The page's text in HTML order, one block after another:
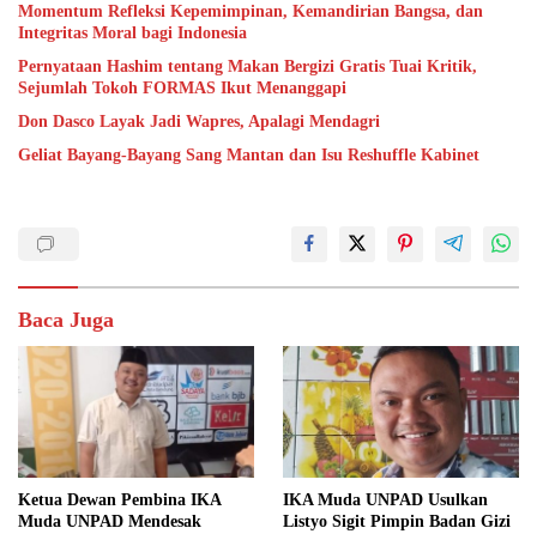
Momentum Refleksi Kepemimpinan, Kemandirian Bangsa, dan
Integritas Moral bagi Indonesia
Pernyataan Hashim tentang Makan Bergizi Gratis Tuai Kritik,
Sejumlah Tokoh FORMAS Ikut Menanggapi
Don Dasco Layak Jadi Wapres, Apalagi Mendagri
Geliat Bayang-Bayang Sang Mantan dan Isu Reshuffle Kabinet
Baca Juga
Ketua Dewan Pembina IKA
Muda UNPAD Mendesak
IKA Muda UNPAD Usulkan
Listyo Sigit Pimpin Badan Gizi